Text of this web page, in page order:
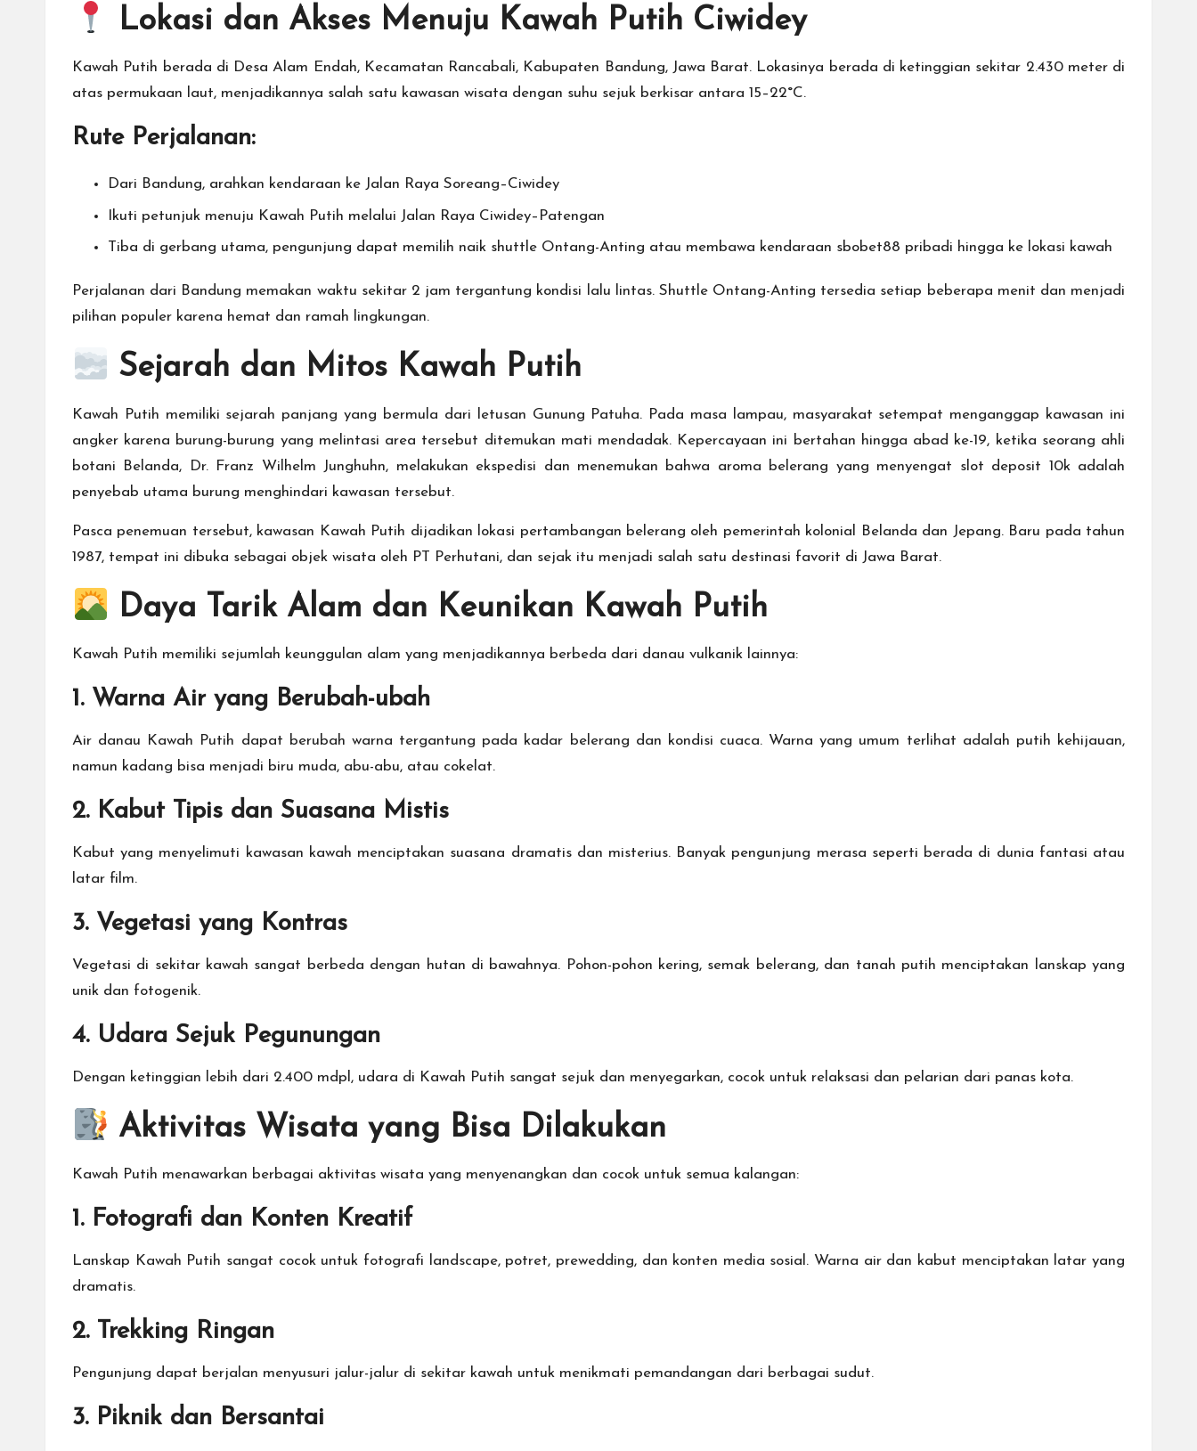
Lokasi dan Akses Menuju Kawah Putih Ciwidey
Kawah Putih berada di Desa Alam Endah, Kecamatan Rancabali, Kabupaten Bandung, Jawa Barat. Lokasinya berada di ketinggian sekitar 2.430 meter di
atas permukaan laut, menjadikannya salah satu kawasan wisata dengan suhu sejuk berkisar antara 15–22°C.
Rute Perjalanan:
Dari Bandung, arahkan kendaraan ke Jalan Raya Soreang–Ciwidey
Ikuti petunjuk menuju Kawah Putih melalui Jalan Raya Ciwidey–Patengan
Tiba di gerbang utama, pengunjung dapat memilih naik shuttle Ontang-Anting atau membawa kendaraan sbobet88 pribadi hingga ke lokasi kawah
Perjalanan dari Bandung memakan waktu sekitar 2 jam tergantung kondisi lalu lintas. Shuttle Ontang-Anting tersedia setiap beberapa menit dan menjadi
pilihan populer karena hemat dan ramah lingkungan.
Sejarah dan Mitos Kawah Putih
Kawah Putih memiliki sejarah panjang yang bermula dari letusan Gunung Patuha. Pada masa lampau, masyarakat setempat menganggap kawasan ini
angker karena burung-burung yang melintasi area tersebut ditemukan mati mendadak. Kepercayaan ini bertahan hingga abad ke-19, ketika seorang ahli
botani Belanda, Dr. Franz Wilhelm Junghuhn, melakukan ekspedisi dan menemukan bahwa aroma belerang yang menyengat slot deposit 10kadalah
penyebab utama burung menghindari kawasan tersebut.
Pasca penemuan tersebut, kawasan Kawah Putih dijadikan lokasi pertambangan belerang oleh pemerintah kolonial Belanda dan Jepang. Baru pada tahun
1987, tempat ini dibuka sebagai objek wisata oleh PT Perhutani, dan sejak itu menjadi salah satu destinasi favorit di Jawa Barat.
Daya Tarik Alam dan Keunikan Kawah Putih
Kawah Putih memiliki sejumlah keunggulan alam yang menjadikannya berbeda dari danau vulkanik lainnya:
1. Warna Air yang Berubah-ubah
Air danau Kawah Putih dapat berubah warna tergantung pada kadar belerang dan kondisi cuaca. Warna yang umum terlihat adalah putih kehijauan,
namun kadang bisa menjadi biru muda, abu-abu, atau cokelat.
2. Kabut Tipis dan Suasana Mistis
Kabut yang menyelimuti kawasan kawah menciptakan suasana dramatis dan misterius. Banyak pengunjung merasa seperti berada di dunia fantasi atau
latar film.
3. Vegetasi yang Kontras
Vegetasi di sekitar kawah sangat berbeda dengan hutan di bawahnya. Pohon-pohon kering, semak belerang, dan tanah putih menciptakan lanskap yang
unik dan fotogenik.
4. Udara Sejuk Pegunungan
Dengan ketinggian lebih dari 2.400 mdpl, udara di Kawah Putih sangat sejuk dan menyegarkan, cocok untuk relaksasi dan pelarian dari panas kota.
Aktivitas Wisata yang Bisa Dilakukan
Kawah Putih menawarkan berbagai aktivitas wisata yang menyenangkan dan cocok untuk semua kalangan:
1. Fotografi dan Konten Kreatif
Lanskap Kawah Putih sangat cocok untuk fotografi landscape, potret, prewedding, dan konten media sosial. Warna air dan kabut menciptakan latar yang
dramatis.
2. Trekking Ringan
Pengunjung dapat berjalan menyusuri jalur-jalur di sekitar kawah untuk menikmati pemandangan dari berbagai sudut.
3. Piknik dan Bersantai